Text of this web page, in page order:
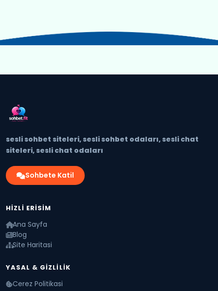
sesli sohbet siteleri, sesli sohbet odaları, sesli chat
siteleri, sesli chat odaları
Sohbete Katil
HIZLI ERISIM
Ana Sayfa
Blog
Site Haritasi
YASAL & GIZLILIK
Cerez Politikasi